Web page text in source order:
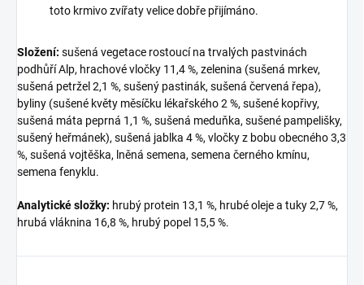
toto krmivo zvířaty velice dobře přijímáno.
Složení: sušená vegetace rostoucí na trvalých pastvinách
podhůří Alp, hrachové vločky 11,4 %, zelenina (sušená mrkev,
sušená petržel 2,1 %, sušený pastinák, sušená červená řepa),
byliny (sušené květy měsíčku lékařského 2 %, sušené kopřivy,
sušená máta peprná 1,1 %, sušená meduňka, sušené pampelišky,
sušený heřmánek), sušená jablka 4 %, vločky z bobu obecného 3,3
%, sušená vojtěška, lněná semena, semena černého kmínu,
semena fenyklu.
Analytické složky: hrubý protein 13,1 %, hrubé oleje a tuky 2,7 %,
hrubá vláknina 16,8 %, hrubý popel 15,5 %.